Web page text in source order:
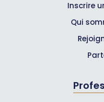
Inscrire
Qui